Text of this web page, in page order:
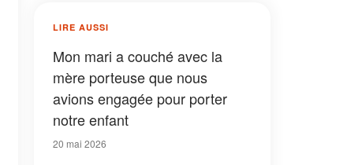
LIRE AUSSI
Mon mari a couché avec la
mère porteuse que nous
avions engagée pour porter
notre enfant
20 mai 2026